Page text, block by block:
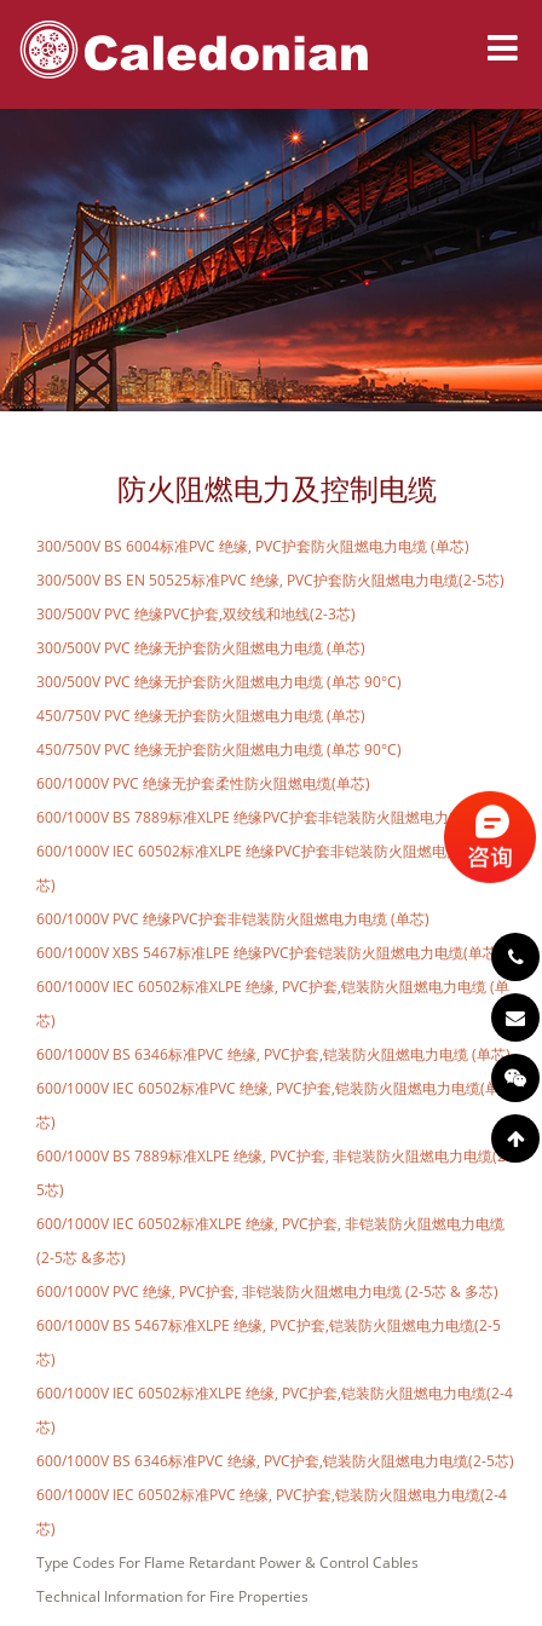
防火阻燃电力及控制电缆
300/500V BS 6004标准PVC 绝缘, PVC护套防火阻燃电力电缆 (单芯)
300/500V BS EN 50525标准PVC 绝缘, PVC护套防火阻燃电力电缆(2-5芯)
300/500V PVC 绝缘PVC护套,双绞线和地线(2-3芯)
300/500V PVC 绝缘无护套防火阻燃电力电缆 (单芯)
300/500V PVC 绝缘无护套防火阻燃电力电缆 (单芯 90°C)
450/750V PVC 绝缘无护套防火阻燃电力电缆 (单芯)
450/750V PVC 绝缘无护套防火阻燃电力电缆 (单芯 90°C)
600/1000V PVC 绝缘无护套柔性防火阻燃电缆(单芯)
600/1000V BS 7889标准XLPE 绝缘PVC护套非铠装防火阻燃电力电缆(单芯)
600/1000V IEC 60502标准XLPE 绝缘PVC护套非铠装防火阻燃电力电缆 (单
芯)
600/1000V PVC 绝缘PVC护套非铠装防火阻燃电力电缆 (单芯)
600/1000V XBS 5467标准LPE 绝缘PVC护套铠装防火阻燃电力电缆(单芯)
600/1000V IEC 60502标准XLPE 绝缘, PVC护套,铠装防火阻燃电力电缆 (单
芯)
600/1000V BS 6346标准PVC 绝缘, PVC护套,铠装防火阻燃电力电缆 (单芯)
600/1000V IEC 60502标准PVC 绝缘, PVC护套,铠装防火阻燃电力电缆(单
芯)
600/1000V BS 7889标准XLPE 绝缘, PVC护套, 非铠装防火阻燃电力电缆(2-
5芯)
600/1000V IEC 60502标准XLPE 绝缘, PVC护套, 非铠装防火阻燃电力电缆
(2-5芯 &多芯)
600/1000V PVC 绝缘, PVC护套, 非铠装防火阻燃电力电缆 (2-5芯 & 多芯)
600/1000V BS 5467标准XLPE 绝缘, PVC护套,铠装防火阻燃电力电缆(2-5
芯)
600/1000V IEC 60502标准XLPE 绝缘, PVC护套,铠装防火阻燃电力电缆(2-4
芯)
600/1000V BS 6346标准PVC 绝缘, PVC护套,铠装防火阻燃电力电缆(2-5芯)
600/1000V IEC 60502标准PVC 绝缘, PVC护套,铠装防火阻燃电力电缆(2-4
芯)
Type Codes For Flame Retardant Power & Control Cables
Technical Information for Fire Properties